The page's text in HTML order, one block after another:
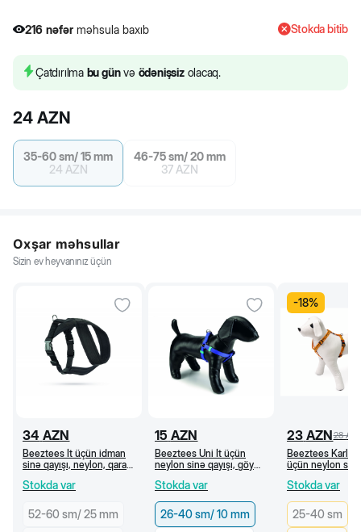
216 nəfər məhsula baxıb Stokda bitib
Çatdırılma bu günvə ödənişsizolacaq.
24 AZN
35-60 sm/ 15 mm
24 AZN
46-75 sm/ 20 mm
37 AZN
Oxşar məhsullar
Sizin ev heyvanınız üçün
34 AZN
Beeztees İt üçün idman
sinə qayışı, neylon, qara
Stokda var
52-60 sm/ 25 mm
15 AZN
Beeztees Uni İt üçün
neylon sinə qayışı, göy
Stokda var
26-40 sm/ 10 mm
-18%
23 AZN28
Beeztees Karlie
üçün neylon sinə
Stokda var
25-40 sm